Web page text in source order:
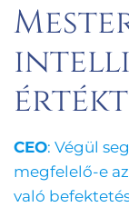
CEO: Végül
megfelelő-e
való